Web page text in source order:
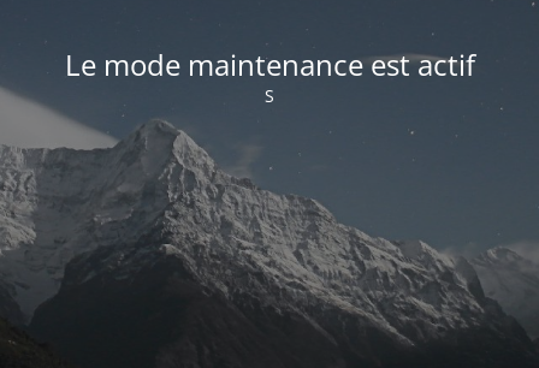
Le mode maintenance est actif
S